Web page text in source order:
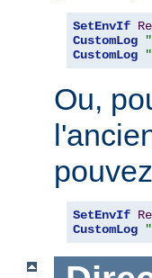
SetEnvIf
CustomLog
CustomLog
Ou,
SetEnvIf
CustomLog